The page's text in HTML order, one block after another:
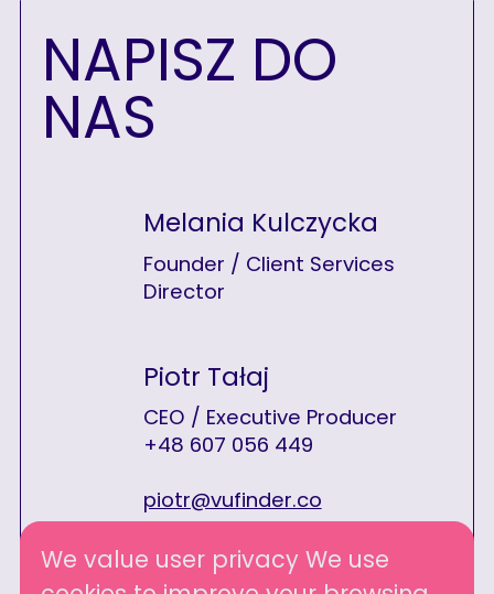
NAPISZ DO
NAS
Melania Kulczycka
Founder / Client Services
Director
Piotr Tałaj
CEO / Executive Producer
+48 607 056 449
piotr@vufinder.co
We value user privacy We use